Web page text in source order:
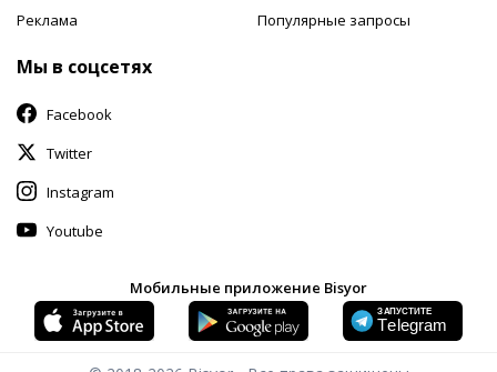
Реклама
Популярные запросы
Мы в соцсетях
Facebook
Twitter
Instagram
Youtube
Мобильные приложение Bisyor